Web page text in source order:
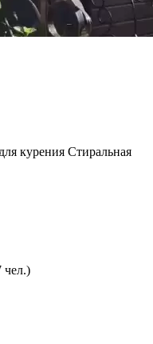
курения Стиральная
чел.)